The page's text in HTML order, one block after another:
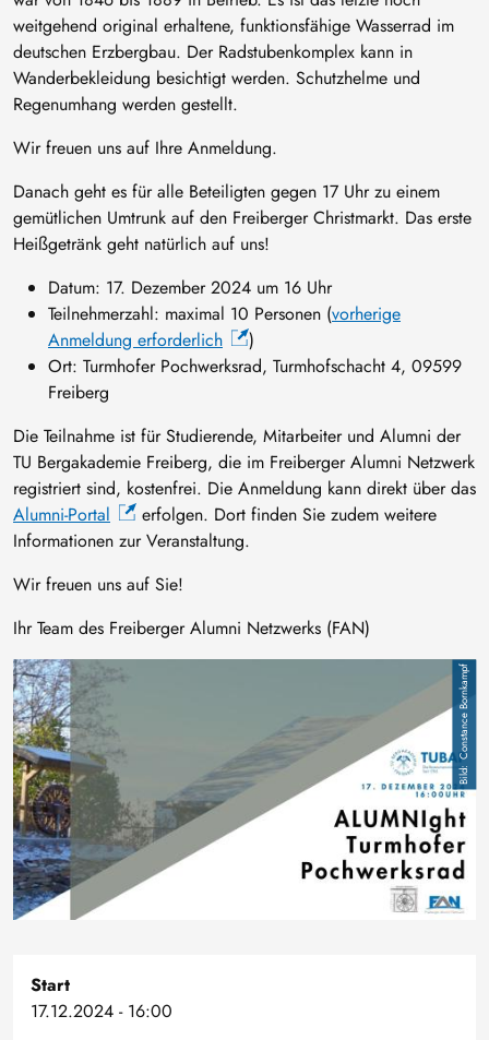
weitgehend original erhaltene, funktionsfähige Wasserrad im
deutschen Erzbergbau. Der Radstubenkomplex kann in
Wanderbekleidung besichtigt werden. Schutzhelme und
Regenumhang werden gestellt.
Wir freuen uns auf Ihre Anmeldung.
Danach geht es für alle Beteiligten gegen 17 Uhr zu einem
gemütlichen Umtrunk auf den Freiberger Christmarkt. Das erste
Heißgetränk geht natürlich auf uns!
Datum: 17. Dezember 2024 um 16 Uhr
Teilnehmerzahl: maximal 10 Personen (vorherige
Anmeldung erforderlich
)
Ort: Turmhofer Pochwerksrad, Turmhofschacht 4, 09599
Freiberg
Die Teilnahme ist für Studierende, Mitarbeiter und Alumni der
TU Bergakademie Freiberg, die im Freiberger Alumni Netzwerk
registriert sind, kostenfrei. Die Anmeldung kann direkt über das
Alumni-Portal
erfolgen. Dort finden Sie zudem weitere
Informationen zur Veranstaltung.
Wir freuen uns auf Sie!
Ihr Team des Freiberger Alumni Netzwerks (FAN)
Bild
Constance Bornkampf
Start
17.12.2024 - 16:00